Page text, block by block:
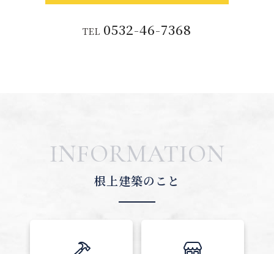
TEL 0532-46-7368
INFORMATION
根上建築のこと